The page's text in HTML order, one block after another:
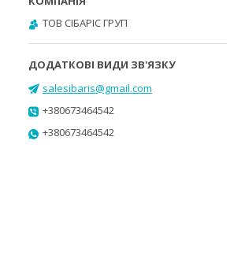
ТОВ СІБАРІС ГРУП
salesibaris@gmail.com
+380673464542
+380673464542